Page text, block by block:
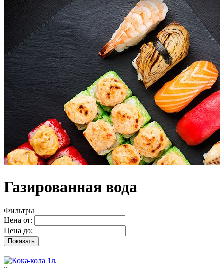
Газированная вода
Фильтры
Цена от:
Цена до:
Показать